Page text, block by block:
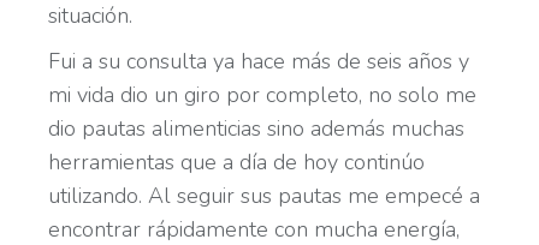
situación.
Fui a su consulta ya hace más de seis años y
mi vida dio un giro por completo, no solo me
dio pautas alimenticias sino además muchas
herramientas que a día de hoy continúo
utilizando. Al seguir sus pautas me empecé a
encontrar rápidamente con mucha energía,